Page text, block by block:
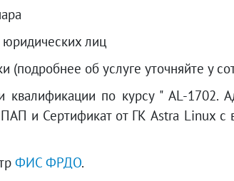
лиц
об услуге уточняйте у
по курсу " AL-1702.
и Сертификат от ГК Astra Linux
ФИС ФРДО.